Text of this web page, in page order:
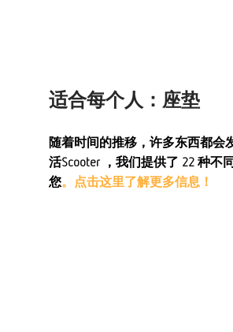
适合每个人：座垫
随着时间的推移，许多东西都会
活Scooter ，我们提供了 22 种
您。点击这里了解更多信息！